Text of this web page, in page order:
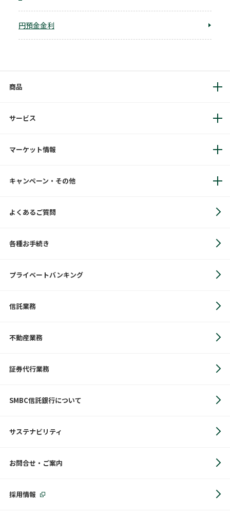
円預金金利
商品
サービス
マーケット情報
キャンペーン・その他
よくあるご質問
各種お手続き
プライベートバンキング
信託業務
不動産業務
証券代行業務
SMBC信託銀行について
サステナビリティ
お問合せ・ご案内
採用情報